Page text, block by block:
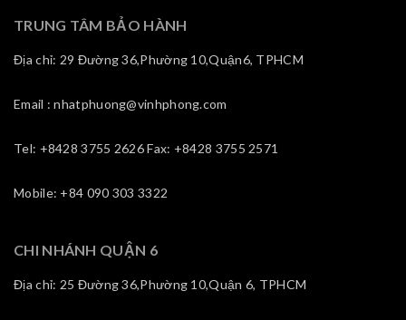
TRUNG TÂM BẢO HÀNH
Địa chỉ: 29 Đường 36,Phường 10,Quận6, TPHCM
Email : nhatphuong@vinhphong.com
Tel: +8428 3755 2626 Fax: +8428 3755 2571
Mobile: +84 090 303 3322
CHI NHÁNH QUẬN 6
Địa chỉ: 25 Đường 36,Phường 10,Quận 6, TPHCM